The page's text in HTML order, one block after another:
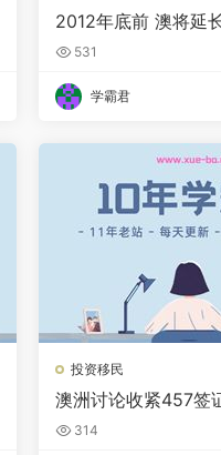
2012年底前 澳将延
旅游签证
531
学霸君
投资移民
澳洲讨论收紧457签
独立议员支持
314